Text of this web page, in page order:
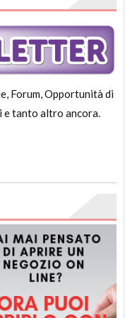
Forum, Opportunità di
e tanto altro ancora.